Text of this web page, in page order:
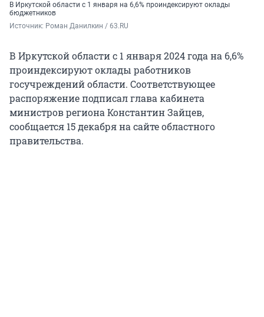
В Иркутской области с 1 января на 6,6% проиндексируют оклады
бюджетников
Источник: Роман Данилкин / 63.RU
В Иркутской области с 1 января 2024 года на 6,6%
проиндексируют оклады работников
госучреждений области. Соответствующее
распоряжение подписал глава кабинета
министров региона Константин Зайцев,
сообщается 15 декабря на сайте областного
правительства.